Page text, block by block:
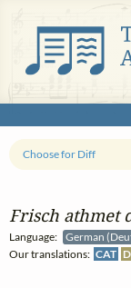
Frisch athmet
Language:
German
Our translations: CAT
Choose for Diff